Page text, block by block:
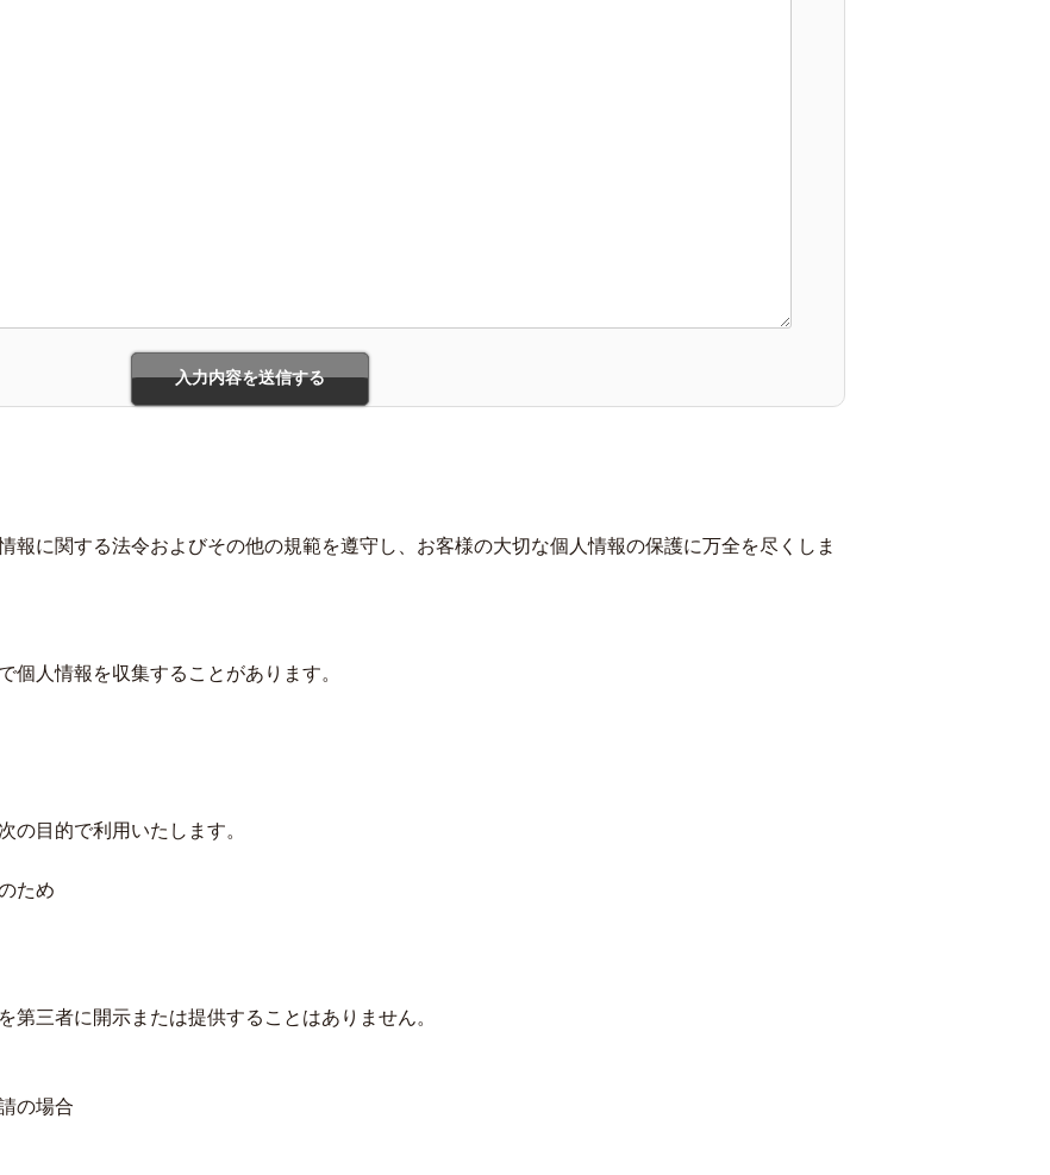
報に関する法令およびその他の規範を遵守し、お客様の大切な個人情報の保護に万全を尽くしま
個人情報を収集することがあります。
の目的で利用いたします。
ため
第三者に開示または提供することはありません。
の場合